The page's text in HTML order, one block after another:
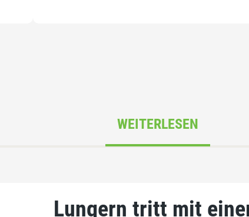
WEITERLESEN
Lungern tritt mit